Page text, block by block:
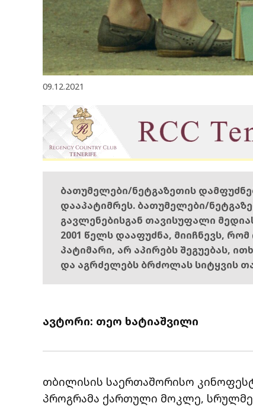
09.12.2021
ბათუმელები/ნეტგაზეთის
დააპატიმრეს. ბათუმელები/
გავლენებისგან თავისუფალი
2001 წელს დააფუძნა, მიიჩნევს,
პატიმარი, არ აპირებს შეგუებას,
და აგრძელებს ბრძოლას სიტყვის
ავტორი: თეო ხატიაშვილი
თბილისის საერთაშორისო
პროგრამა ქართული მოკლე,